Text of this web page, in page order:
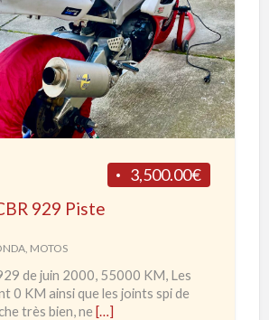
3,500.00€
929 Piste
, MOTOS
de juin 2000, 55000 KM, Les
0 KM ainsi que les joints spi de
très bien, ne […]